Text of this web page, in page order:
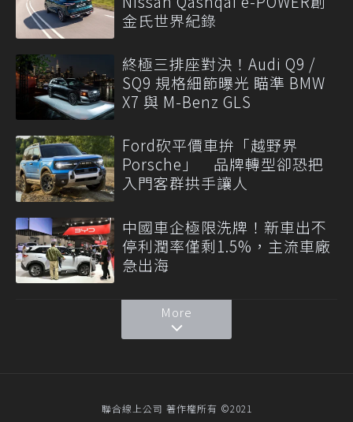
金氏世界紀錄
終極三排座對決！Audi Q9 /
SQ9 規格細節曝光 瞄準 BMW
X7 與 M-Benz GLS
Ford砍平價車拚「越野界
Porsche」 品牌轉型卻恐把
入門客群拱手讓人
中國車企極限洗牌！新車出不
停利潤率僅剩1.5%，主流車廠
急出海
More
聯合線上公司 著作權所有 ©2021